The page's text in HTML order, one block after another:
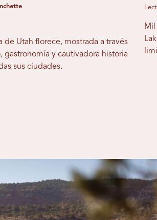
de Utah florece, mostrada a través
gastronomía y cautivadora historia
sus ciudades.